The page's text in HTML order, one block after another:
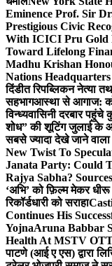
Eminence Prof. Sir
Prestigious Civic
With ICICI Pru Gold
Toward Lifelong
Madhu Krishan
Nations
दिंडीत रिपब्लिकन नेत्या
सहभागआस्था से आगाज:
विन्ध्यवासिनी दरबार पहुंचे
शोध” की शूटिंग जुलाई के
सबसे ज्यादा देखे जाने
New Twist To
Janata Party: Could
Rajya Sabha? Sources
‘अभि’ को फ़िल्म मेकर
रिकॉर्डधारी को सराहा
Continues His
YojnaAruna Babbar
Health At MSTV
पाटणे (आई ए एस) द्वारा